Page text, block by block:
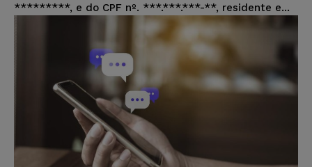
*********, e do CPF nº. ***.***.***-**, residente e...